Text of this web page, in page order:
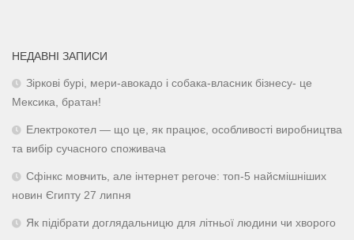
НЕДАВНІ ЗАПИСИ
Зіркові бурі, мери-авокадо і собака-власник бізнесу- це
Мексика, братан!
Електрокотел — що це, як працює, особливості виробництва
та вибір сучасного споживача
Сфінкс мовчить, але інтернет регоче: топ-5 найсмішніших
новин Єгипту 27 липня
Як підібрати доглядальницю для літньої людини чи хворого